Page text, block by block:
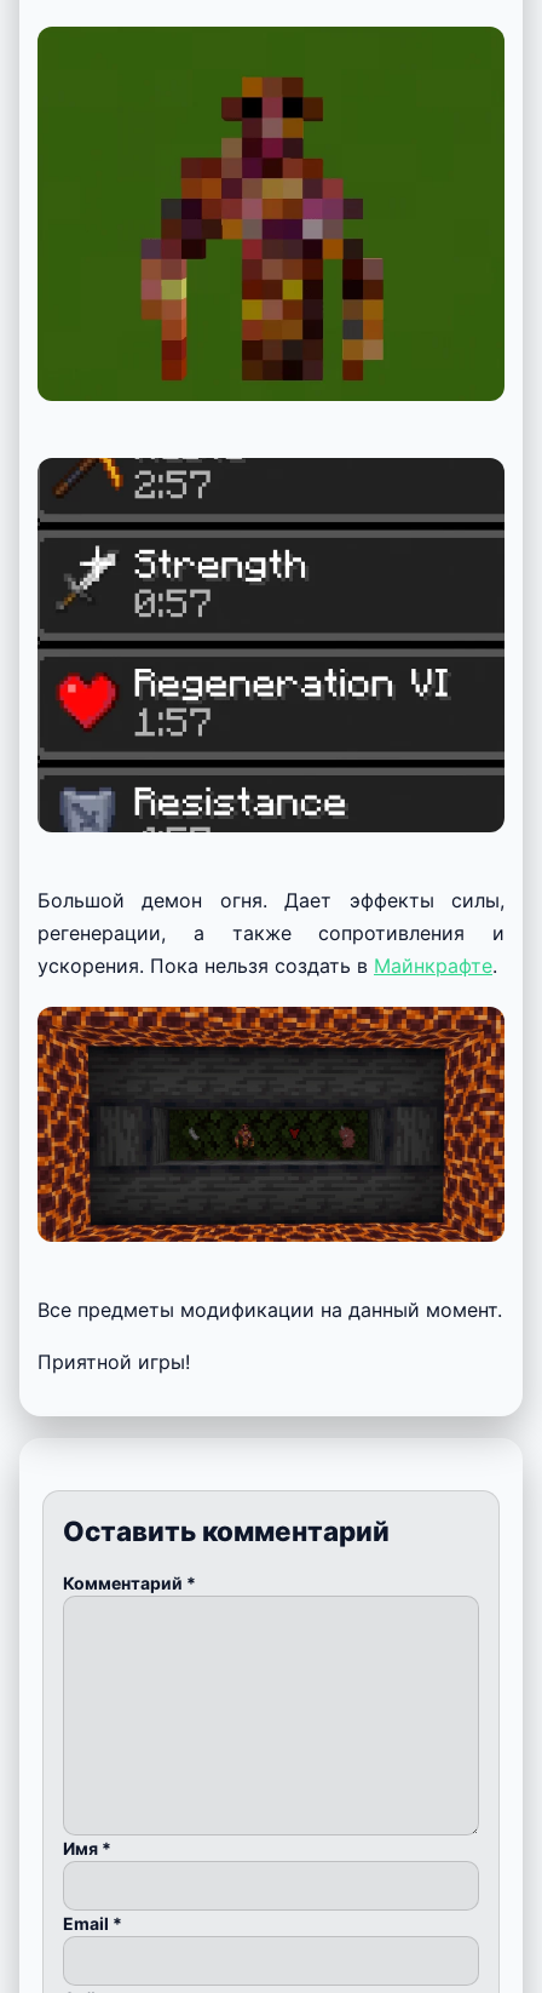
Большой демон огня. Дает эффекты силы,
регенерации, а также сопротивления и
ускорения. Пока нельзя создать в Майнкрафте.
Все предметы модификации на данный момент.
Приятной игры!
Оставить комментарий
Комментарий *
Имя *
Email *